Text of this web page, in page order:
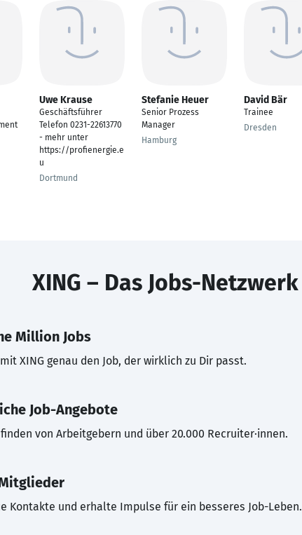
Uwe Krause
Geschäftsführer
Telefon 0231-22613770
- mehr unter
https://profienergie.e
u
Dortmund
Stefanie Heuer
Senior Prozess
Manager
Hamburg
David Bär
Trainee
Dresden
XING – Das Jobs-Netzwerk
Million Jobs
XING genau den Job, der wirklich zu Dir passt.
Job-Angebote
von Arbeitgebern und über 20.000 Recruiter·innen.
Kontakte und erhalte Impulse für ein besseres Job-Leben.